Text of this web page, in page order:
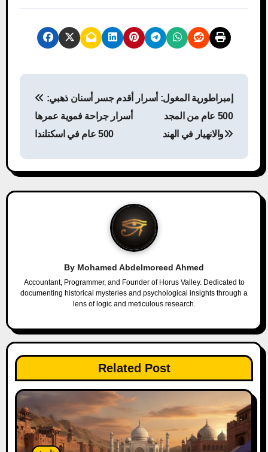
t
n
g
t
i
o
n
أسرار جراحة فموية عمرها
500 عام في اسكتلندا
إمبراطورية المغول: أسرار
500 عام من المجد
والانهيار في الهند
By Mohamed Abdelmoreed Ahmed
Accountant, Programmer, and Founder of Horus Valley. Dedicated to
documenting historical mysteries and psychological insights through a
lens of logic and meticulous research.
Related Post